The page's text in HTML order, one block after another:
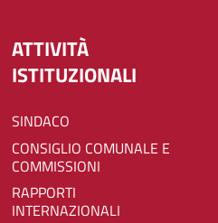
ATTIVITÀ
ISTITUZIONALI
SINDACO
CONSIGLIO COMUNALE E
COMMISSIONI
RAPPORTI
INTERNAZIONALI